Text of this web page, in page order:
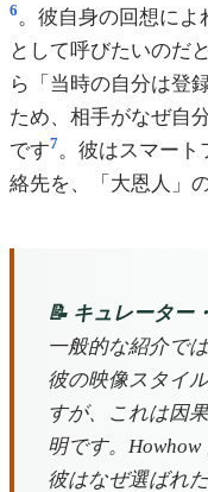
6。彼自身の回想によ
として呼びたいのだ
ら「当時の自分は登
ため、相手がなぜ自
です7。彼はスマート
絡先を、「大恩人」
📝 キュレーター
一般的な紹介で
彼の映像スタイ
すが、これは因
明です。Howhow
彼はなぜ選ばれ